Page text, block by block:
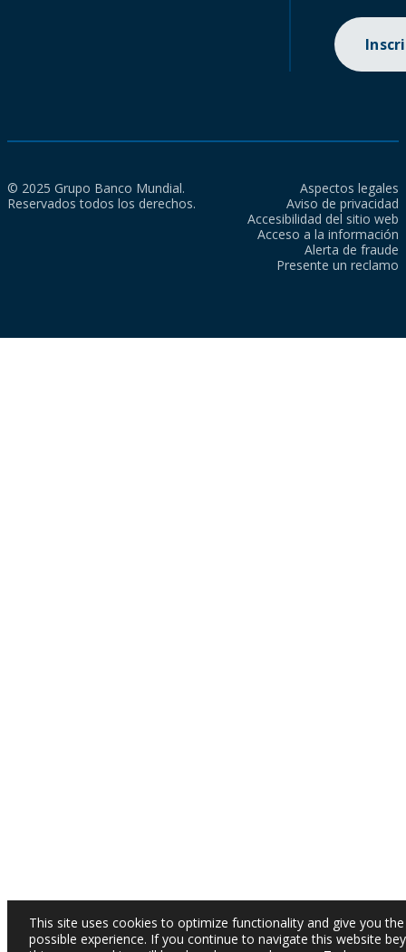
© 2025 Grupo Banco Mundial.
Reservados todos los derechos.
Aspectos legales
Aviso de privacidad
Accesibilidad del sitio web
Acceso a la información
Alerta de fraude
Presente un reclamo
This site uses cookies to optimize functionality and give you
possible experience. If you continue to navigate this website